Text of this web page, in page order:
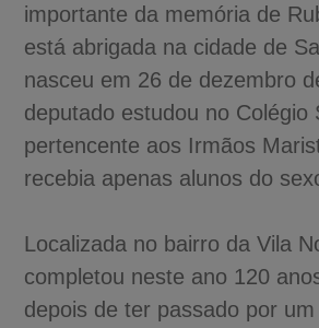
importante da memória de
está abrigada na cidade de
nasceu em 26 de dezembro
deputado estudou no Colégio
pertencente aos Irmãos
recebia apenas alunos do
Localizada no bairro da Vila
completou neste ano 120
depois de ter passado por